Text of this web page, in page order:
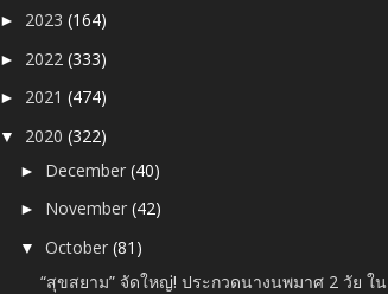
► 2023(164)
► 2022(333)
► 2021(474)
▼ 2020(322)
► December(40)
► November(42)
▼October(81)
“สุขสยาม” จัดใหญ่! ประกวดนางนพมาศ 2 วัย ใน